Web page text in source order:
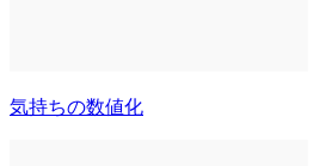
気持ちの数値化